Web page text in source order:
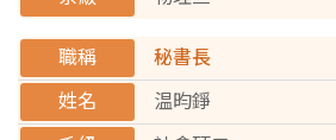
秘書長
温昀錚